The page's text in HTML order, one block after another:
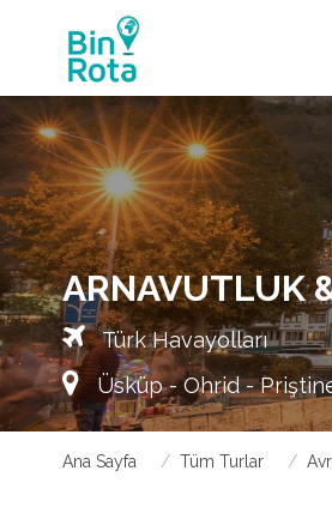
ARNAVUTLUK
Türk Havayolları
Üsküp - Ohrid -
Ana Sayfa Tüm Turlar